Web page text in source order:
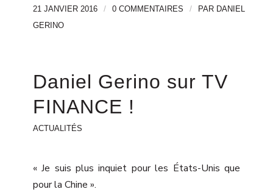
21 JANVIER 2016 / 0 COMMENTAIRES / PAR DANIEL
GERINO
Daniel Gerino sur TV
FINANCE !
ACTUALITÉS
« Je suis plus inquiet pour les États-Unis que
pour la Chine ».